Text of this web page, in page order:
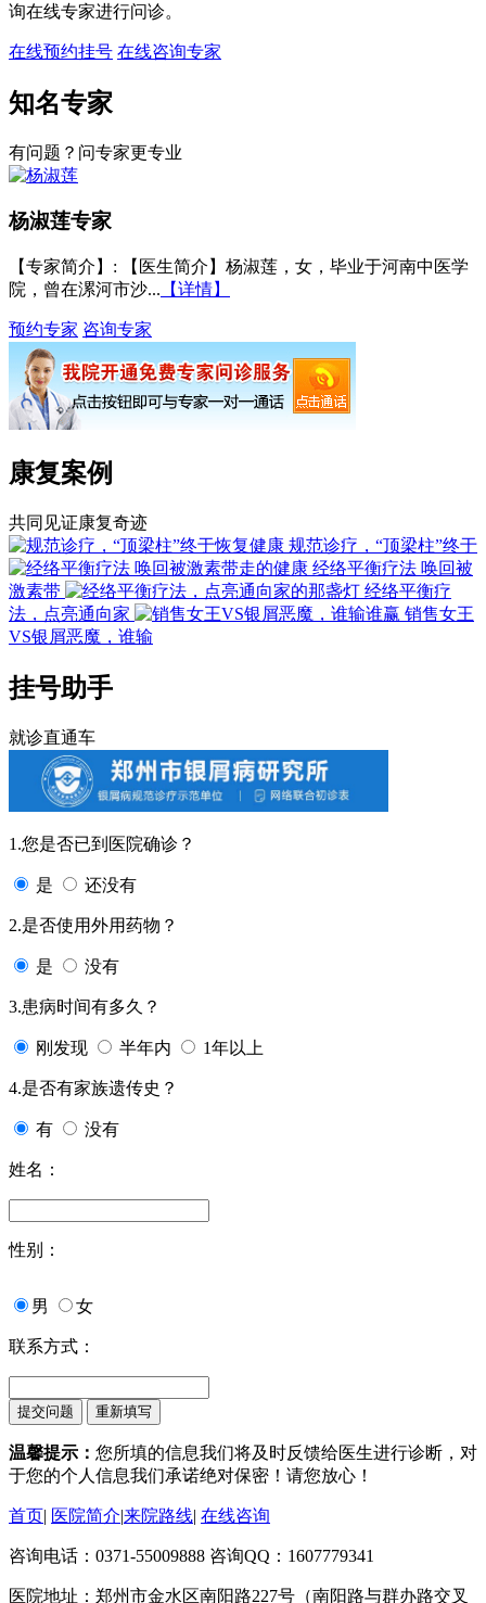
询在线专家进行问诊。
在线预约挂号 在线咨询专家
知名专家
有问题？问专家更专业
杨淑莲专家
【专家简介】 : 【医生简介】杨淑莲，女，毕业于河南中医学
院，曾在漯河市沙... 【详情】
预约专家 咨询专家
康复案例
共同见证康复奇迹
规范诊疗，“顶梁柱”终于
经络平衡疗法 唤回被
激素带
经络平衡疗
法，点亮通向家
销售女王
VS银屑恶魔，谁输
挂号助手
就诊直通车
1.您是否已到医院确诊？
是 还没有
2.是否使用外用药物？
是 没有
3.患病时间有多久？
刚发现 半年内 1年以上
4.是否有家族遗传史？
有 没有
姓名：
性别：
男 女
联系方式：
温馨提示： 您所填的信息我们将及时反馈给医生进行诊断，对
于您的个人信息我们承诺绝对保密！请您放心！
首页| 医院简介|来院路线| 在线咨询
咨询电话：0371-55009888 咨询QQ：1607779341
医院地址：郑州市金水区南阳路227号（南阳路与群办路交叉